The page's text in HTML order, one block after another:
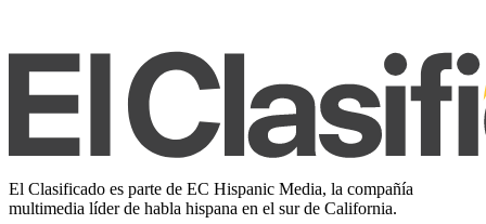
El Clasificado es parte de EC Hispanic Media, la compañía
multimedia líder de habla hispana en el sur de California.